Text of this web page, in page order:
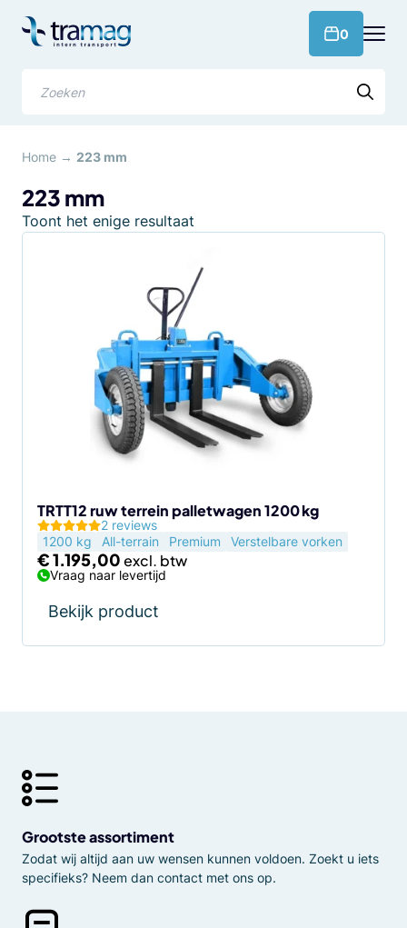
naar
0
Home → 223 mm
223 mm
Toont het enige resultaat
TRTT12 ruw terrein palletwagen 1200 kg
2 reviews
1200 kg
All-terrain Premium Verstelbare vorken
€1.195,00
Vraag naar levertijd
Bekijk product
Grootste assortiment
Zodat wij altijd aan uw wensen kunnen voldoen. Zoekt u iets
specifieks? Neem dan contact met ons op.